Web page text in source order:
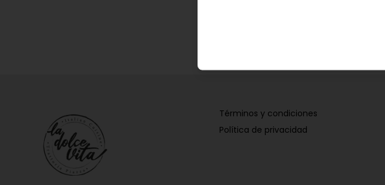
Términos y condiciones
Política de privacidad